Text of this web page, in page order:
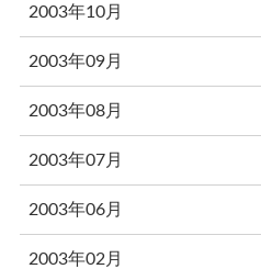
2003年10月
2003年09月
2003年08月
2003年07月
2003年06月
2003年02月